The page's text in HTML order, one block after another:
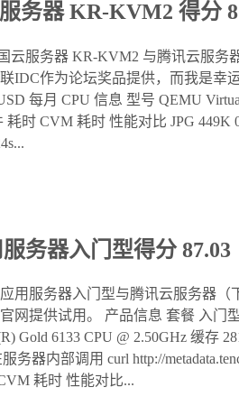
务器 KR-KVM2 得分
云服务器 KR-KVM2 与腾讯云服
IDC作为论坛奖品提供，而我是幸
每月 CPU 信息 型号 QEMU
时 CVM 耗时 性能对比 JPG 449K
务器入门型得分 87.03
用服务器入门型与腾讯云服务器
网提供试用。 产品信息 套餐 入门
Gold 6133 CPU @ 2.50GHz 缓存
务器内部调用 curl http://
耗时 性能对比...